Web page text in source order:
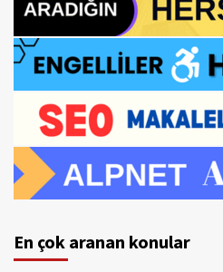
En çok aranan konular